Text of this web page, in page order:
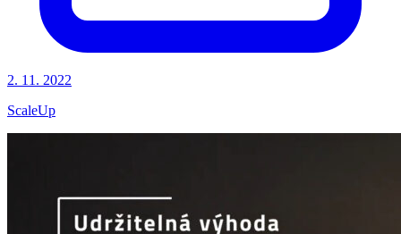
2. 11. 2022
ScaleUp